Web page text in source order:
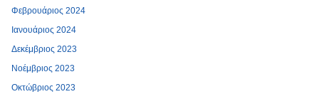
Φεβρουάριος 2024
Ιανουάριος 2024
Δεκέμβριος 2023
Νοέμβριος 2023
Οκτώβριος 2023